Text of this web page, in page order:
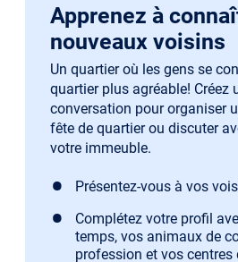
Apprenez à
nouveaux voisins
Un quartier où les gens se
quartier plus agréable! Créez
conversation pour organiser
fête de quartier ou discuter
votre immeuble.
Présentez-vous à vos
Complétez votre profil
temps, vos animaux de
profession et vos centres